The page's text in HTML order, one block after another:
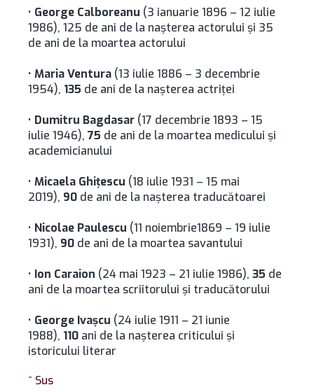
• George Calboreanu (3 ianuarie 1896 – 12 iulie
1986), 125 de ani de la nașterea actorului și 35
de ani de la moartea actorului
• Maria Ventura (13 iulie 1886 – 3 decembrie
1954), 135 de ani de la naşterea actriţei
• Dumitru Bagdasar (17 decembrie 1893 – 15
iulie 1946), 75 de ani de la moartea medicului şi
academicianului
• Micaela Ghiţescu (18 iulie 1931 – 15 mai
2019), 90 de ani de la naşterea traducătoarei
• Nicolae Paulescu (11 noiembrie1869 – 19 iulie
1931), 90 de ani de la moartea savantului
• Ion Caraion (24 mai 1923 – 21 iulie 1986), 35 de
ani de la moartea scriitorului şi traducătorului
• George Ivaşcu (24 iulie 1911 – 21 iunie
1988), 110 ani de la naşterea criticului şi
istoricului literar
^ Sus